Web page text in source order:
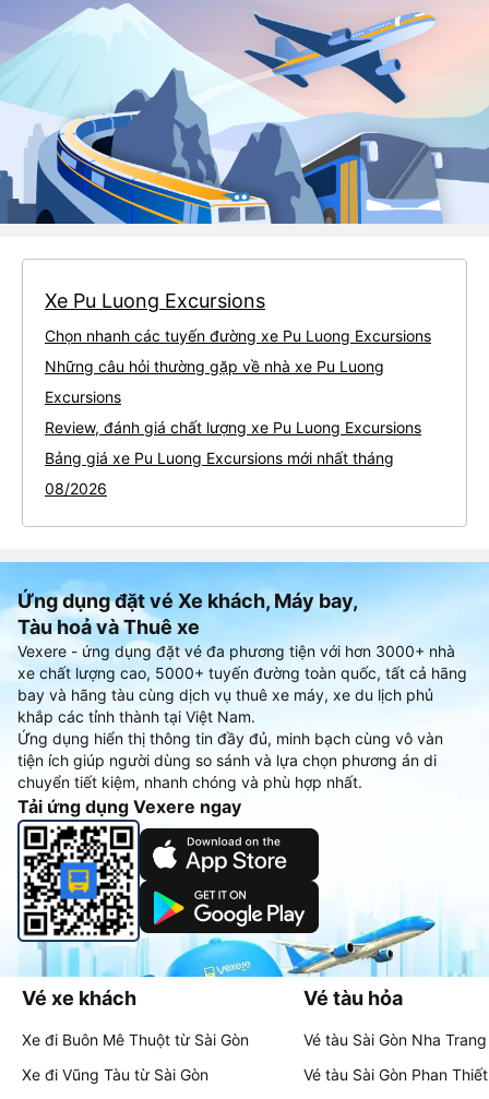
Xe Pu Luong Excursions
Chọn nhanh các tuyến đường xe Pu Luong Excursions
Những câu hỏi thường gặp về nhà xe Pu Luong
Excursions
Review, đánh giá chất lượng xe Pu Luong Excursions
Bảng giá xe Pu Luong Excursions mới nhất tháng
08/2026
Ứng dụng đặt vé Xe khách, Máy bay,
Tàu hoả và Thuê xe
Vexere - ứng dụng đặt vé đa phương tiện với hơn 3000+ nhà
xe chất lượng cao, 5000+ tuyến đường toàn quốc, tất cả hãng
bay và hãng tàu cùng dịch vụ thuê xe máy, xe du lịch phủ
khắp các tỉnh thành tại Việt Nam.
Ứng dụng hiển thị thông tin đầy đủ, minh bạch cùng vô vàn
tiện ích giúp người dùng so sánh và lựa chọn phương án di
chuyển tiết kiệm, nhanh chóng và phù hợp nhất.
Tải ứng dụng Vexere ngay
Vé xe khách
Xe đi Buôn Mê Thuột từ Sài Gòn
Xe đi Vũng Tàu từ Sài Gòn
Vé tàu hỏa
Vé tàu Sài Gòn Nha Trang
Vé tàu Sài Gòn Phan Thiết